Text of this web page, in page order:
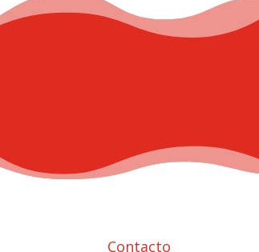
Contacto